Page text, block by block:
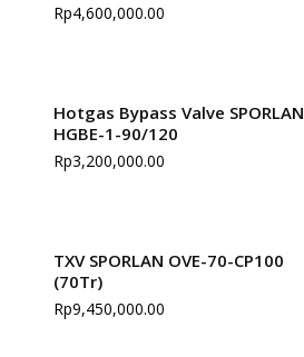
Rp4,600,000.00
Hotgas Bypass Valve SPORLAN
HGBE-1-90/120
Rp3,200,000.00
TXV SPORLAN OVE-70-CP100
(70Tr)
Rp9,450,000.00